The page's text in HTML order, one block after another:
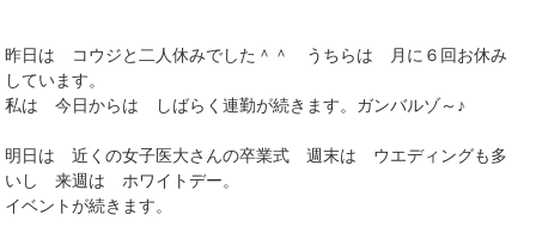
昨日は コウジと二人休みでした＾＾ うちらは 月に６回お休み
しています。
私は 今日からは しばらく連勤が続きます。ガンバルゾ～♪
明日は 近くの女子医大さんの卒業式 週末は ウエディングも多
いし 来週は ホワイトデー。
イベントが続きます。